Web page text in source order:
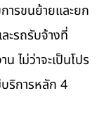
ารขนย้ายและยก
ะรถรับจ้างที่
ไม่ว่าจะเป็นโปร
บริการหลัก 4